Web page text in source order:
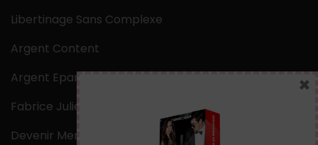
Libertinage Sans Complexe
Argent Content
Argent Epargne
Fabrice Julien
Devenir Mentaliste
×